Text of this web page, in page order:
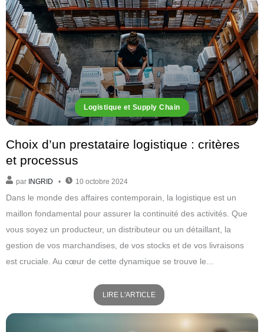
Logistique et Supply Chain
Choix d’un prestataire logistique : critères
et processus
par INGRID 10 octobre 2024
Dans le monde des affaires contemporain, la logistique est un
maillon fondamental pour assurer la continuité des activités. Que
vous soyez un producteur, un distributeur ou un détaillant, la
gestion de vos marchandises, de vos stocks et de vos livraisons
est cruciale. Au cœur de cette dynamique se trouve le...
LIRE L'ARTICLE